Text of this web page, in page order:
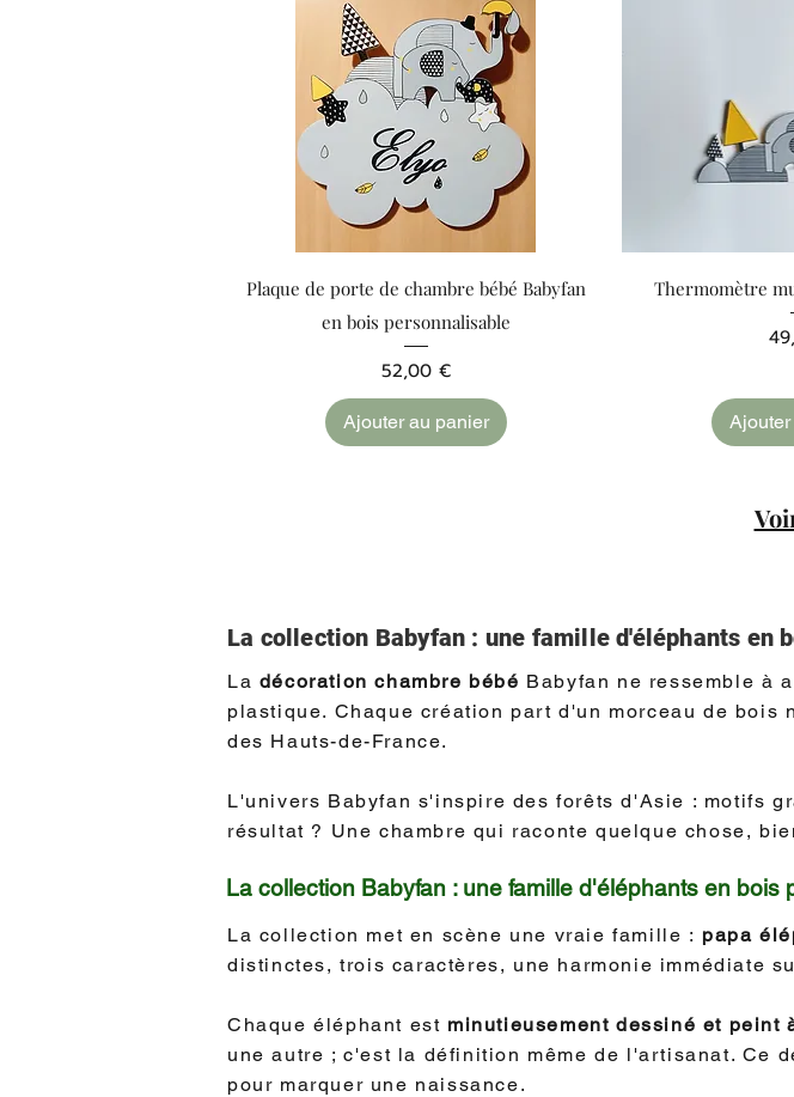
Aperçu rapide
Plaque de porte de chambre bébé Babyfan
en bois personnalisable
Prix
52,00 €
Ajouter au panier
Thermomètre
La collection Babyfan : une famille d'éléphants en
La décoration chambre bébé Babyfan ne ressemble à
plastique. Chaque création part d'un morceau de
des Hauts-de-France.
L'univers Babyfan s'inspire des forêts d'Asie : motifs
résultat ? Une chambre qui raconte quelque chose,
La collection Babyfan : une famille d'éléphants en bois
La collection met en scène une vraie famille : papa
distinctes, trois caractères, une harmonie immédiate
Chaque éléphant est minutieusement dessiné et peint
une autre ; c'est la définition même de l'artisanat. Ce
pour marquer une naissance.